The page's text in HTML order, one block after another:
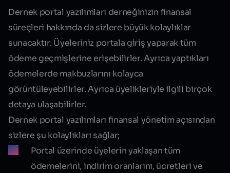
Dernek portal yazılımları derneğinizin finansal
süreçleri hakkında da sizlere büyük kolaylıklar
sunacaktır. Üyeleriniz portala giriş yaparak tüm
ödeme geçmişlerine erişebilirler. Ayrıca yaptıkları
ödemelerde makbuzlarını kolayca
görüntüleyebilirler. Ayrıca üyelikleriyle ilgili birçok
detaya ulaşabilirler.
Dernek portal yazılımları finansal yönetim açısından
sizlere şu kolaylıkları sağlar;
Portal üzerinde üyelerin yaklaşan tüm
ödemelerini, indirim oranlarını, ücretleri ve